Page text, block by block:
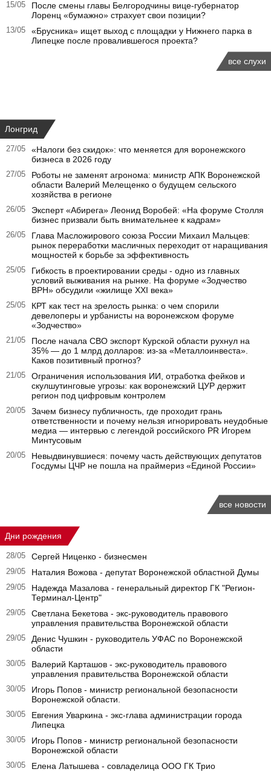
15/05
После смены главы Белгородчины вице-губернатор
Лоренц «бумажно» страхует свои позиции?
13/05
«Брусника» ищет выход с площадки у Нижнего парка в
Липецке после провалившегося проекта?
все слухи
Лонгрид
27/05
«Налоги без скидок»: что меняется для воронежского
бизнеса в 2026 году
27/05
Роботы не заменят агронома: министр АПК Воронежской
области Валерий Мелещенко о будущем сельского
хозяйства в регионе
26/05
Эксперт «Абирега» Леонид Воробей: «На форуме Столля
бизнес призвали быть внимательнее к кадрам»
26/05
Глава Масложирового союза России Михаил Мальцев:
рынок переработки масличных переходит от наращивания
мощностей к борьбе за эффективность
25/05
Гибкость в проектировании среды - одно из главных
условий выживания на рынке. На форуме «Зодчество
ВРН» обсудили «жилище XXI века»
25/05
КРТ как тест на зрелость рынка: о чем спорили
девелоперы и урбанисты на воронежском форуме
«Зодчество»
21/05
После начала СВО экспорт Курской области рухнул на
35% — до 1 млрд долларов: из-за «Металлоинвеста».
Каков позитивный прогноз?
21/05
Ограничения использования ИИ, отработка фейков и
скулшутинговые угрозы: как воронежский ЦУР держит
регион под цифровым контролем
20/05
Зачем бизнесу публичность, где проходит грань
ответственности и почему нельзя игнорировать неудобные
медиа — интервью с легендой российского PR Игорем
Минтусовым
20/05
Невыдвинувшиеся: почему часть действующих депутатов
Госдумы ЦЧР не пошла на праймериз «Единой России»
все новости
Дни рождения
28/05 Сергей Ниценко - бизнесмен
29/05 Наталия Вожова - депутат Воронежской областной Думы
29/05
Надежда Мазалова - генеральный директор ГК "Регион-
Терминал-Центр"
29/05
Светлана Бекетова - экс-руководитель правового
управления правительства Воронежской области
29/05
Денис Чушкин - руководитель УФАС по Воронежской
области
30/05
Валерий Карташов - экс-руководитель правового
управления правительства Воронежской области
30/05
Игорь Попов - министр региональной безопасности
Воронежской области.
30/05
Евгения Уваркина - экс-глава администрации города
Липецка
30/05
Игорь Попов - министр региональной безопасности
Воронежской области
30/05 Елена Латышева - совладелица ООО ГК Трио